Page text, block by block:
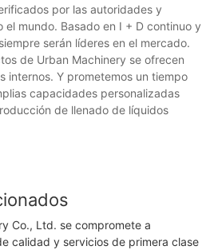
por las autoridades y
mundo. Basado en I + D continuo y
serán líderes en el mercado.
de Urban Machinery se ofrecen
internos. Y prometemos un tiempo
capacidades personalizadas
de llenado de líquidos
Co., Ltd. se compromete a
calidad y servicios de primera clase